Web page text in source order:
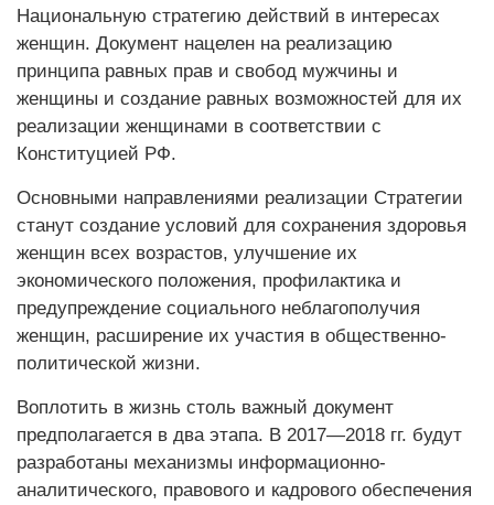
Национальную стратегию действий в интересах
женщин. Документ нацелен на реализацию
принципа равных прав и свобод мужчины и
женщины и создание равных возможностей для их
реализации женщинами в соответствии с
Конституцией РФ.
Основными направлениями реализации Стратегии
станут создание условий для сохранения здоровья
женщин всех возрастов, улучшение их
экономического положения, профилактика и
предупреждение социального неблагополучия
женщин, расширение их участия в общественно-
политической жизни.
Воплотить в жизнь столь важный документ
предполагается в два этапа. В 2017—2018 гг. будут
разработаны механизмы информационно-
аналитического, правового и кадрового обеспечения